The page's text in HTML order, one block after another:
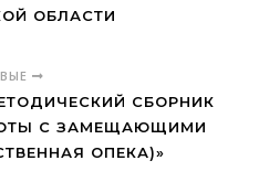
ОБЛАСТИ
СБОРНИК
С ЗАМЕЩАЮЩИМИ
ОПЕКА)»